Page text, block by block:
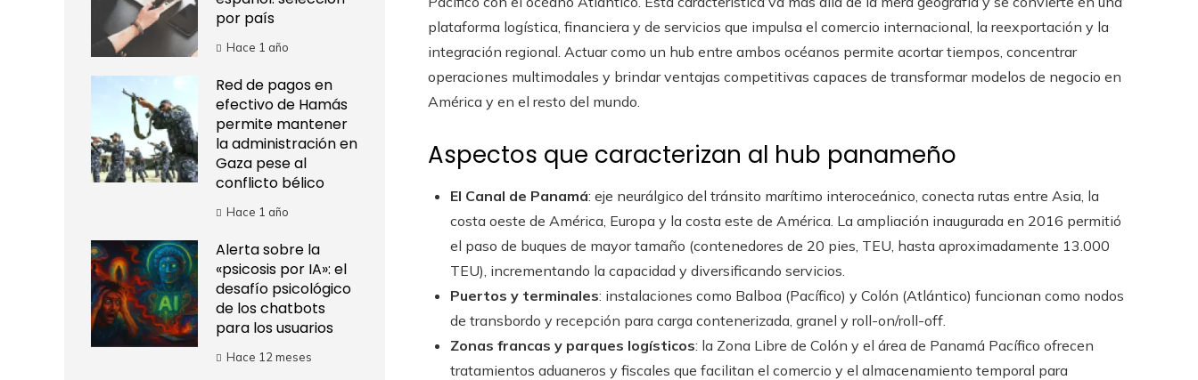
plataforma logística, financiera y de servicios que impulsa el comercio internacional, la reexportación y la
integración regional. Actuar como un hub entre ambos océanos permite acortar tiempos, concentrar
operaciones multimodales y brindar ventajas competitivas capaces de transformar modelos de negocio en
América y en el resto del mundo.
Aspectos que caracterizan al hub panameño
El Canal de Panamá: eje neurálgico del tránsito marítimo interoceánico, conecta rutas entre Asia, la
costa oeste de América, Europa y la costa este de América. La ampliación inaugurada en 2016 permitió
el paso de buques de mayor tamaño (contenedores de 20 pies, TEU, hasta aproximadamente 13.000
TEU), incrementando la capacidad y diversificando servicios.
Puertos y terminales: instalaciones como Balboa (Pacífico) y Colón (Atlántico) funcionan como nodos
de transbordo y recepción para carga contenerizada, granel y roll-on/roll-off.
Zonas francas y parques logísticos: la Zona Libre de Colón y el área de Panamá Pacífico ofrecen
tratamientos aduaneros y fiscales que facilitan el comercio y el almacenamiento temporal para
por país
Hace 1 año
Red de pagos en
efectivo de Hamás
permite mantener
la administración en
Gaza pese al
conflicto bélico
Hace 1 año
Alerta sobre la
«psicosis por IA»: el
desafío psicológico
de los chatbots
para los usuarios
Hace 12 meses